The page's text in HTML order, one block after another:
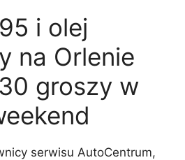
i olej
na Orlenie
groszy w
serwisu AutoCentrum,